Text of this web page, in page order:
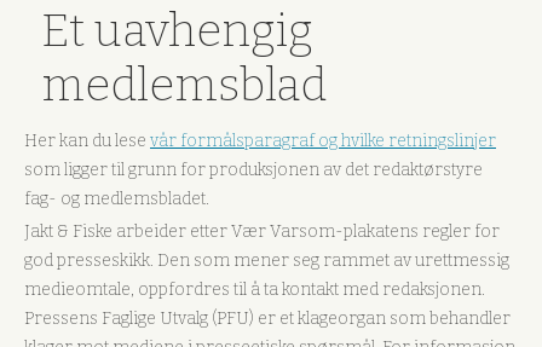
Et uavhengig
medlemsblad
Her kan du lese vår formålsparagraf og hvilke retningslinjer
som ligger til grunn for produksjonen av det redaktørstyre
fag- og medlemsbladet.
Jakt & Fiske arbeider etter Vær Varsom-plakatens regler for
god presseskikk. Den som mener seg rammet av urettmessig
medieomtale, oppfordres til å ta kontakt med redaksjonen.
Pressens Faglige Utvalg (PFU) er et klageorgan som behandler